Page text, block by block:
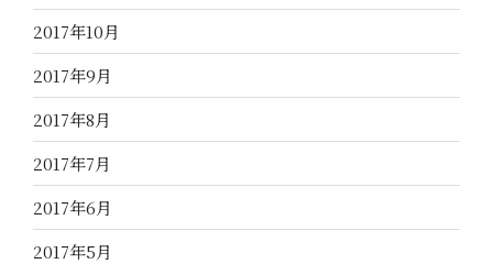
2017年10月
2017年9月
2017年8月
2017年7月
2017年6月
2017年5月